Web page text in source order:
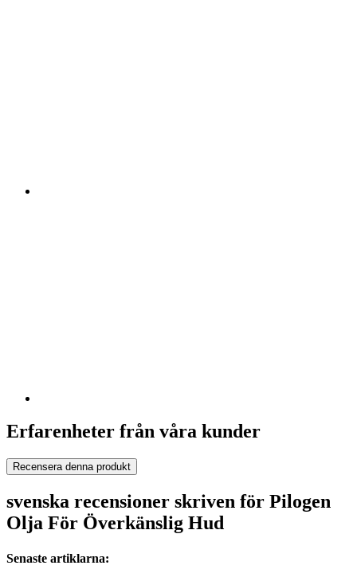
Erfarenheter från våra kunder
Recensera denna produkt
svenska recensioner skriven för Pilogen
Olja För Överkänslig Hud
Senaste artiklarna: